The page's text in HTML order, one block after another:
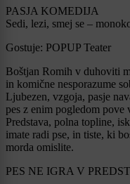
PASJA KOMEDIJA
Sedi, lezi, smej se –
Gostuje: POPUP Teater
Boštjan Romih v duhoviti
in komične nesporazume
Ljubezen, vzgoja, pasje
pes z enim pogledom
Predstava, polna topline,
imate radi pse, in tiste, ki
morda omislite.
PES NE IGRA V